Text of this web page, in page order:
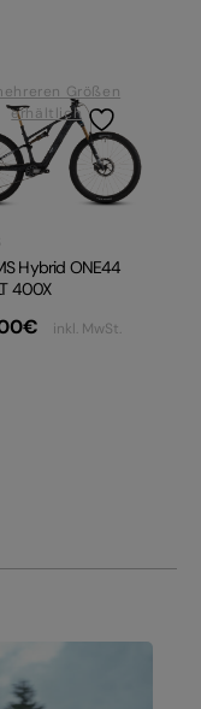
Größen
erhältlich
Hybrid ONE44
400X
€ inkl. MwSt.